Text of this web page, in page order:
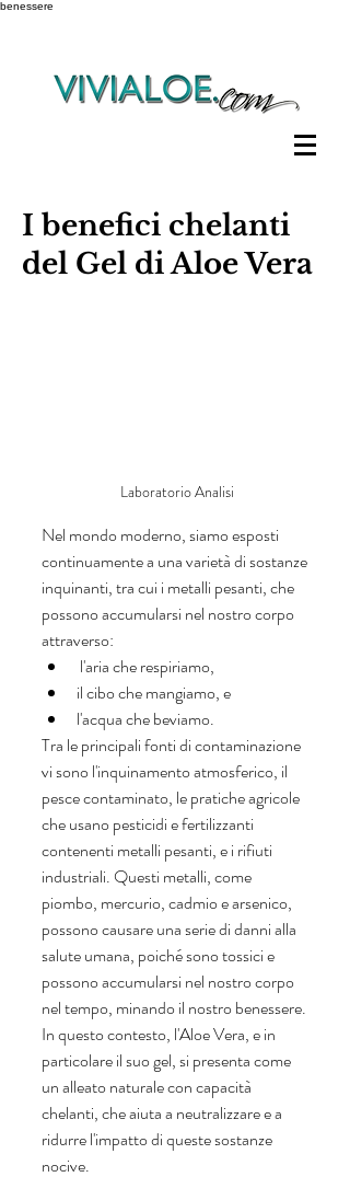
benessere
I benefici chelanti
del Gel di Aloe Vera
Laboratorio Analisi
Nel mondo moderno, siamo esposti
continuamente a una varietà di sostanze
inquinanti, tra cui i metalli pesanti, che
possono accumularsi nel nostro corpo
attraverso:
l'aria che respiriamo,
il cibo che mangiamo, e
l'acqua che beviamo.
Tra le principali fonti di contaminazione
vi sono l'inquinamento atmosferico, il
pesce contaminato, le pratiche agricole
che usano pesticidi e fertilizzanti
contenenti metalli pesanti, e i rifiuti
industriali. Questi metalli, come
piombo, mercurio, cadmio e arsenico,
possono causare una serie di danni alla
salute umana, poiché sono tossici e
possono accumularsi nel nostro corpo
nel tempo, minando il nostro benessere.
In questo contesto, l'Aloe Vera, e in
particolare il suo gel, si presenta come
un alleato naturale con capacità
chelanti, che aiuta a neutralizzare e a
ridurre l'impatto di queste sostanze
nocive.